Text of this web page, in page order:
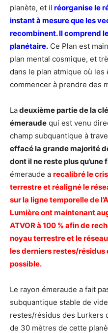
planète, et il réorganise le
instant à mesure que les
recombinent. Il comprend
planétaire. Ce Plan est
plan mental cosmique, et
dans le plan atmique où
commencer à prendre des
Ladeuxième partie de la
émeraude qui est venu
champ subquantique à
effacé la grande majorité
dont il ne reste plus qu’une
émeraude a recalibré le
terrestre et réaligné le
sur la ligne temporelle de
Lumière ont maintenant
ATVOR à 100 % afin de
noyau terrestre et le
les derniers restes/résidus
possible.
Le rayon émeraude a fait
subquantique stable de
restes/résidus des Lurkers
de 30 mètres de cette